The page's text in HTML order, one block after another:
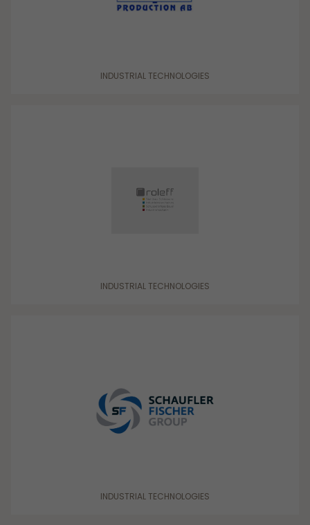
INDUSTRIAL TECHNOLOGIES
INDUSTRIAL TECHNOLOGIES
INDUSTRIAL TECHNOLOGIES